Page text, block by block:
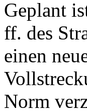
Geplant
ff. des
einen
Norm